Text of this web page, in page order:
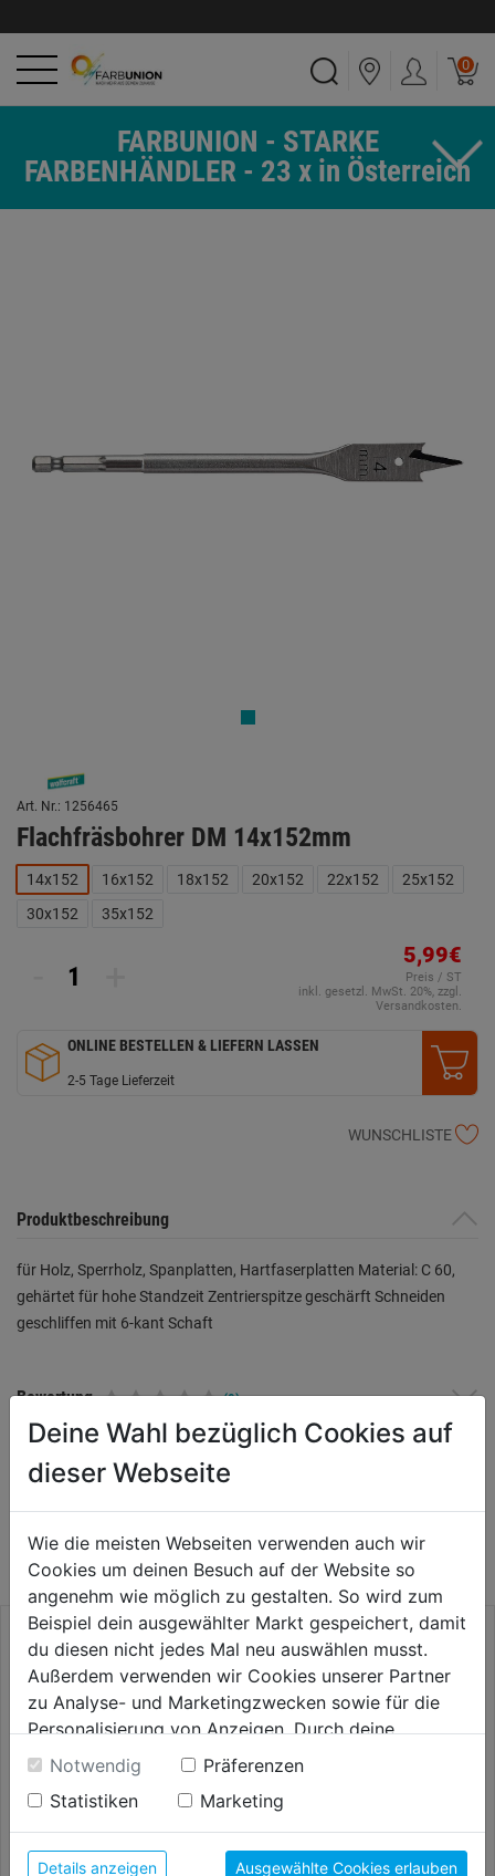
0
FARBUNION - STARKE
FARBENHÄNDLER - 23 x in Österreich
Art. Nr.: 1256465
Flachfräsbohrer DM 14x152mm
14x152 16x152 18x152 20x152 22x152
25x152
30x152
35x152
5,99€
Preis / ST
inkl. gesetzl. MwSt. 20%, zzgl.
Versandkosten.
ONLINE BESTELLEN & LIEFERN LASSEN
2-5 Tage Lieferzeit
WUNSCHLISTE
Produktbeschreibung
für Holz, Sperrholz, Spanplatten, Hartfaserplatten Material: C 60,
gehärtet für hohe Standzeit Zentrierspitze geschärft Schneiden
geschliffen mit 6-kant Schaft
Bewertung (0)
WEITERE PRODUKTE AUS DIESER
KATEGORIE
Flachfräsbohrer DM
Holzspiralbohrer HSS
Deine Wahl bezüglich Cookies auf
dieser Webseite
Wie die meisten Webseiten verwenden auch wir
Cookies um deinen Besuch auf der Website so
angenehm wie möglich zu gestalten. So wird zum
Beispiel dein ausgewählter Markt gespeichert, damit
du diesen nicht jedes Mal neu auswählen musst.
Außerdem verwenden wir Cookies unserer Partner
zu Analyse- und Marketingzwecken sowie für die
Personalisierung von Anzeigen. Durch deine
Einwilligung werden die Daten von Drittanbieter,
unter anderem auch in den USA, verarbeitet.
Durch Klick auf "Alle Cookies erlauben" stimmst du
der Verwendung aller Cookies zu. Unter "Details
anzeigen" findest du alle Infos zu den
Notwendig
Präferenzen
Statistiken
Marketing
Details anzeigen Ausgewählte Cookies erlauben